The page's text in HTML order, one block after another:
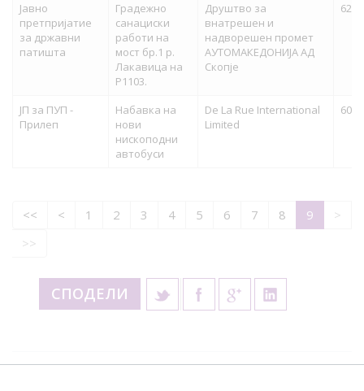
Јавно
претпријатие
за државни
патишта
Градежно
санациски
работи на
мост бр.1 р.
Лакавица на
Р1103.
Друштво за
внатрешен и
надворешен промет
АУТОМАКЕДОНИЈА АД
Скопје
ЈП за ПУП -
Прилеп
Набавка на
нови
нископодни
автобуси
De La Rue International
Limited
<< < 1 2 3 4 5 6 7 8 9
>
>>
СПОДЕЛИ